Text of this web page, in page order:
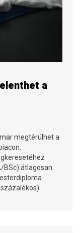
a
megtérülhet a
BSc) átlagosan